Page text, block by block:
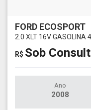
FORD ECOSPORT
2.0 XLT 16V GASOLINA
R$ Sob
Ano
2008